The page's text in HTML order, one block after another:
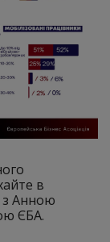
в
з Анною
ЄБА.